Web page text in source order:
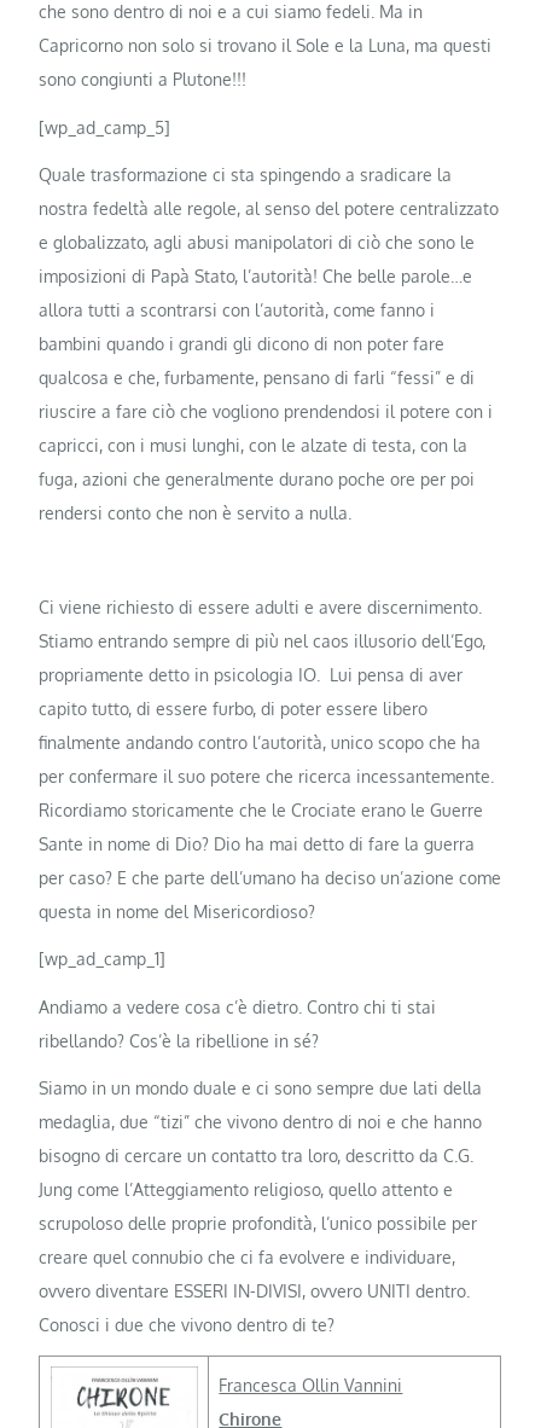
che sono dentro di noi e a cui siamo fedeli. Ma in
Capricorno non solo si trovano il Sole e la Luna, ma questi
sono congiunti a Plutone!!!
[wp_ad_camp_5]
Quale trasformazione ci sta spingendo a sradicare la
nostra fedeltà alle regole, al senso del potere centralizzato
e globalizzato, agli abusi manipolatori di ciò che sono le
imposizioni di Papà Stato, l’autorità! Che belle parole…e
allora tutti a scontrarsi con l’autorità, come fanno i
bambini quando i grandi gli dicono di non poter fare
qualcosa e che, furbamente, pensano di farli “fessi” e di
riuscire a fare ciò che vogliono prendendosi il potere con i
capricci, con i musi lunghi, con le alzate di testa, con la
fuga, azioni che generalmente durano poche ore per poi
rendersi conto che non è servito a nulla.
Ci viene richiesto di essere adulti e avere discernimento.
Stiamo entrando sempre di più nel caos illusorio dell’Ego,
propriamente detto in psicologia IO. Lui pensa di aver
capito tutto, di essere furbo, di poter essere libero
finalmente andando contro l’autorità, unico scopo che ha
per confermare il suo potere che ricerca incessantemente.
Ricordiamo storicamente che le Crociate erano le Guerre
Sante in nome di Dio? Dio ha mai detto di fare la guerra
per caso? E che parte dell’umano ha deciso un’azione come
questa in nome del Misericordioso?
[wp_ad_camp_1]
Andiamo a vedere cosa c’è dietro. Contro chi ti stai
ribellando? Cos’è la ribellione in sé?
Siamo in un mondo duale e ci sono sempre due lati della
medaglia, due “tizi” che vivono dentro di noi e che hanno
bisogno di cercare un contatto tra loro, descritto da C.G.
Jung come l’Atteggiamento religioso, quello attento e
scrupoloso delle proprie profondità, l’unico possibile per
creare quel connubio che ci fa evolvere e individuare,
ovvero diventare ESSERI IN-DIVISI, ovvero UNITI dentro.
Conosci i due che vivono dentro di te?
Francesca Ollin Vannini
Chirone